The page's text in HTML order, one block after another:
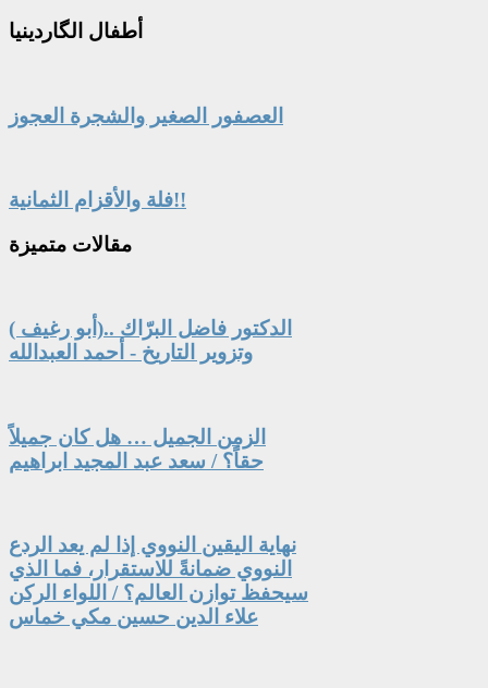
أطفال الگاردينيا
العصفور الصغير والشجرة العجوز
فلة والأقزام الثمانية!!
مقالات متميزة
الدكتور فاضل البرّاك ..(أبو رغيف )
وتزوير التاريخ - أحمد العبدالله
الزمن الجميل … هل كان جميلاً
حقاً؟ / سعد عبد المجيد ابراهيم
نهاية اليقين النووي إذا لم يعد الردع
النووي ضمانةً للاستقرار، فما الذي
سيحفظ توازن العالم؟ / اللواء الركن
علاء الدين حسين مكي خماس